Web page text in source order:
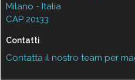
Milano - Italia
CAP 20133
Contatti
Contatta il nostro team per